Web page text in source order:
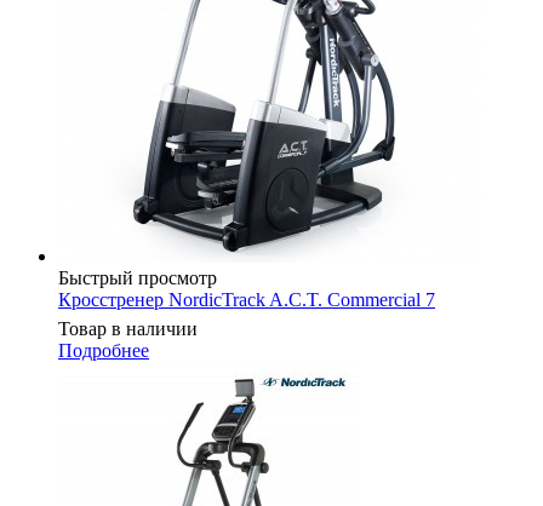
Быстрый просмотр
Кросстренер NordicTrack A.C.T. Commercial 7
Товар в наличии
Подробнее